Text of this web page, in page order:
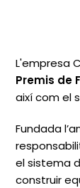
L'empresa
Premis de
així com el
Fundada
el sistema
construir